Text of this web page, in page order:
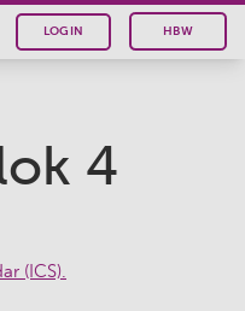
HBW
LOGIN
4
(ICS).